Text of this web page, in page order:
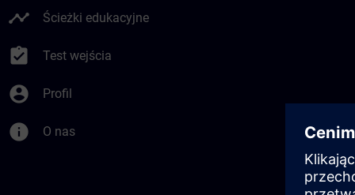
timeline Ścieżki edukacyjne
assignment_turned_in Test wejścia
account_circle Profil
info O nas